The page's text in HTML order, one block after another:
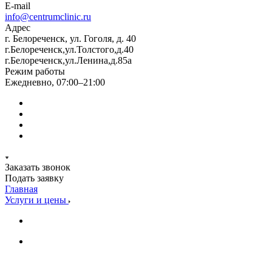
E-mail
info@centrumclinic.ru
Адрес
г. Белореченск, ул. Гоголя, д. 40
г.Белореченск,ул.Толстого,д.40
г.Белореченск,ул.Ленина,д.85а
Режим работы
Ежедневно, 07:00–21:00
Заказать звонок
Подать заявку
Главная
Услуги и цены